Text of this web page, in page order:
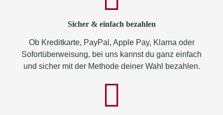
Sicher & einfach bezahlen
Ob Kreditkarte, PayPal, Apple Pay, Klarna oder
Sofortüberweisung, bei uns kannst du ganz einfach
und sicher mit der Methode deiner Wahl bezahlen.